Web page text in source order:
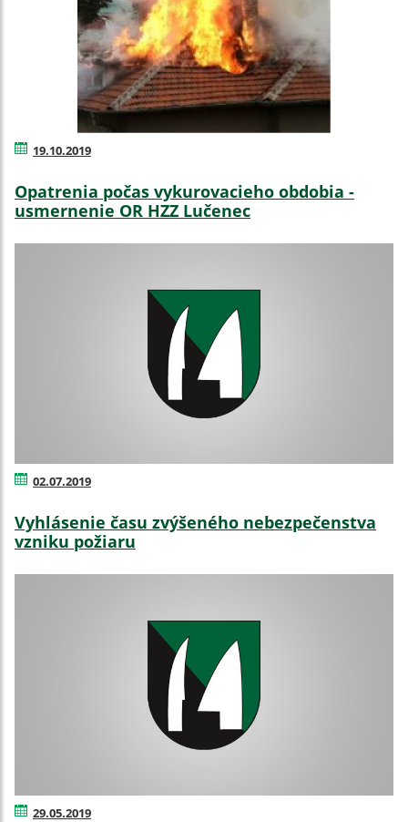
19.10.2019
Opatrenia počas vykurovacieho obdobia -
usmernenie OR HZZ Lučenec
02.07.2019
Vyhlásenie času zvýšeného nebezpečenstva
vzniku požiaru
29.05.2019